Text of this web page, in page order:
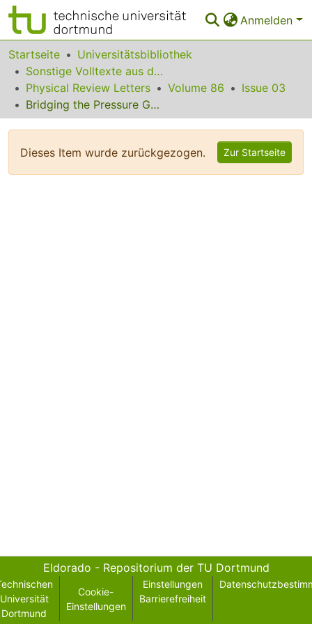
Anmelden
Bereiche & Sammlungen
Das gesamte Repositorium
Statistiken
Startseite
Universitätsbibliothek
Sonstige Volltexte aus dem Bibliotheksangebot
Physical Review Letters
Volume 86
Issue 03
Bridging the Pressure Gap in Surface Science at the Atomic Level: H/Cu(110)
Dieses Item wurde zurückgezogen. Zur Startseite
Eldorado - Repositorium der TU Dortmund
Universität
Dortmund
Cookie-
Einstellungen
Einstellungen
Barrierefreiheit